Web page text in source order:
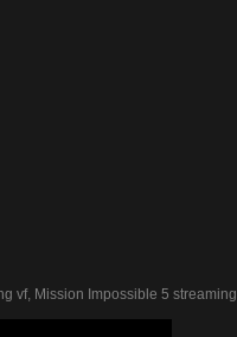
vf, Mission Impossible 5 streaming